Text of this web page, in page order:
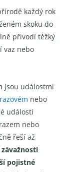
každý rok
skoku do
přivodí těžký
vaz nebo
jsou událostmi
nebo
události
nebo
řeší až
pojistné